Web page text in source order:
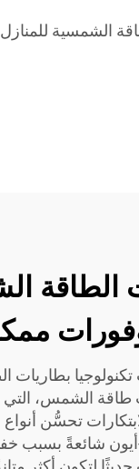
الشمسية للمنازل
الطاقة
بطاريات
الشمس، التي
تحسُّن أنواع
أيون شائعةً بسبب